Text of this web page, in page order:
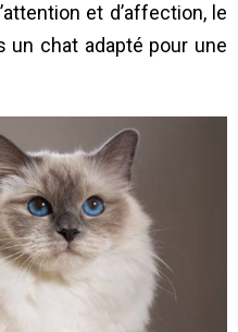
et d’affection, le
un chat adapté pour une